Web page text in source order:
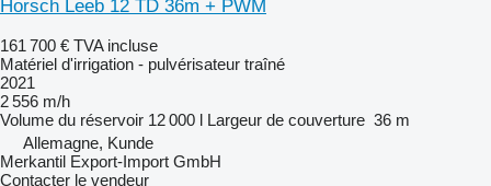
Horsch Leeb 12 TD 36m + PWM
161 700 € TVA incluse
Matériel d'irrigation - pulvérisateur traîné
2021
2 556 m/h
Volume du réservoir 12 000 l Largeur de couverture 36 m
Allemagne, Kunde
Merkantil Export-Import GmbH
Contacter le vendeur